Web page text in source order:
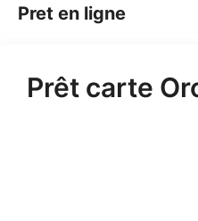
AllerPret en ligne
Prêt carte